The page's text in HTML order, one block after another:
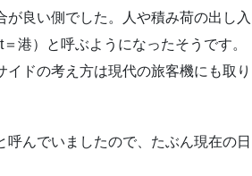
良い側でした。人や積み荷の出し入
港）と呼ぶようになったそうです。
ドの考え方は現代の旅客機にも取り
んでいましたので、たぶん現在の日